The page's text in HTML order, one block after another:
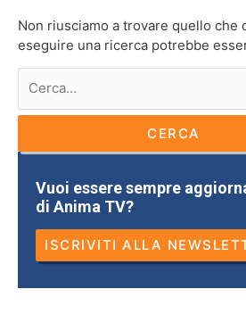
Non riusciamo a trovare quello che
eseguire una ricerca potrebbe
Vuoi essere sempre
di Anima TV?
ISCRIVITI ALLA